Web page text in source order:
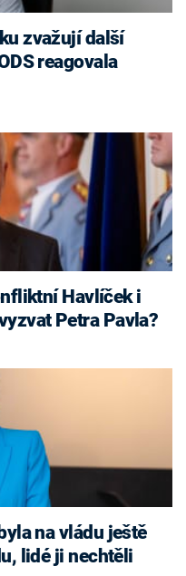
reagovala
Petra Pavla?
na vládu ještě
lidé ji nechtěli